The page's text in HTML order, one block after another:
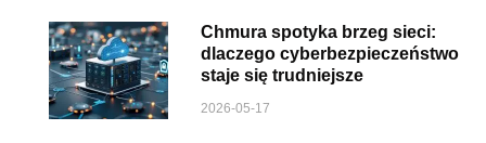
Chmura spotyka brzeg sieci:
dlaczego cyberbezpieczeństwo
staje się trudniejsze
2026-05-17